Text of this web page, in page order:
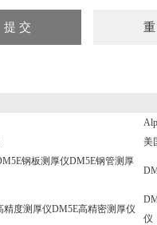
美
钢板测厚仪DM5E钢管测厚
度测厚仪DM5E高精密测厚仪
仪